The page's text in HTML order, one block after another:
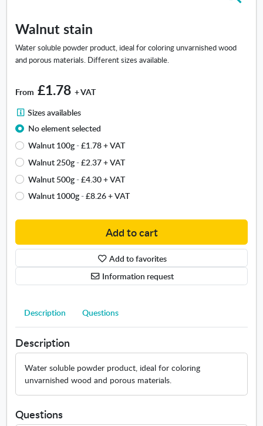
Walnut stain
Water soluble powder product, ideal for coloring unvarnished wood
and porous materials. Different sizes available.
From £1.78 + VAT
S
e
s
v
a
l
b
e
s
O
n
i
n
n
w
Sizes availables
No element selected
Walnut 100g-£1.78+ VAT
Walnut 250g-£2.37+ VAT
Walnut 500g-£4.30+ VAT
Walnut 1000g-£8.26+ VAT
Add to cart
Add to favorites
Information request
Description Questions
Description
Water soluble powder product, ideal for coloring
unvarnished wood and porous materials.
Questions